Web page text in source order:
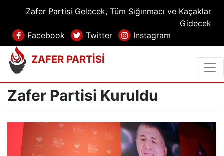
Zafer Partisi Gelecek, Tüm Sığınmacı ve Kaçaklar
Gidecek
Facebook
Twitter Instagram
ZAFER PARTİSİ
Zafer Partisi Kuruldu